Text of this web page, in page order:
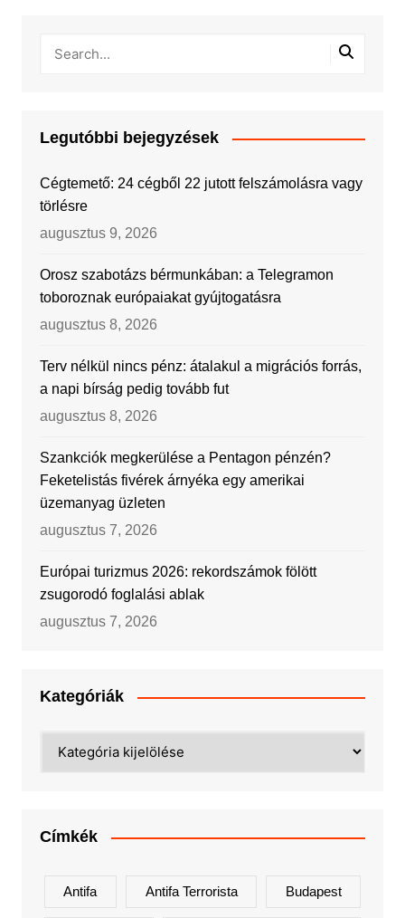
Legutóbbi bejegyzések
Cégtemető: 24 cégből 22 jutott felszámolásra vagy
törlésre
augusztus 9, 2026
Orosz szabotázs bérmunkában: a Telegramon
toboroznak európaiakat gyújtogatásra
augusztus 8, 2026
Terv nélkül nincs pénz: átalakul a migrációs forrás,
a napi bírság pedig tovább fut
augusztus 8, 2026
Szankciók megkerülése a Pentagon pénzén?
Feketelistás fivérek árnyéka egy amerikai
üzemanyag üzleten
augusztus 7, 2026
Európai turizmus 2026: rekordszámok fölött
zsugorodó foglalási ablak
augusztus 7, 2026
Kategóriák
Címkék
Antifa Antifa Terrorista Budapest